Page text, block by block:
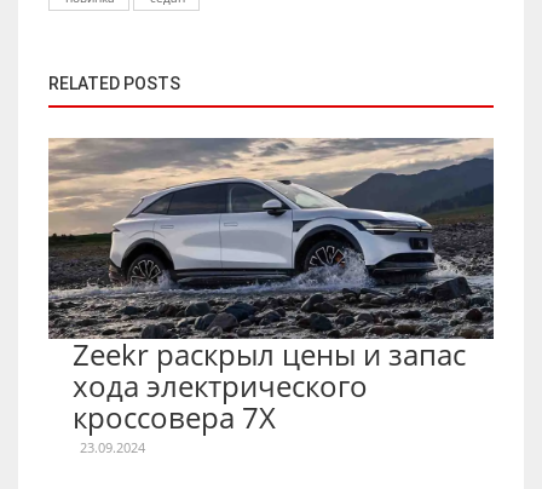
RELATED POSTS
Zeekr раскрыл цены и запас
хода электрического
кроссовера 7X
23.09.2024